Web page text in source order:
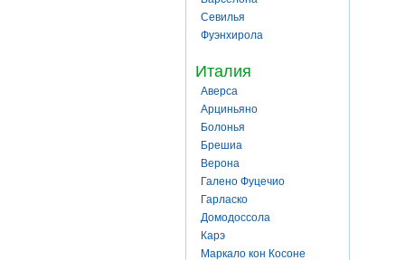
Севилья
Фуэнхирола
Италия
Аверса
Арциньяно
Болонья
Брешиа
Верона
Галено Фуцечио
Гарласко
Домодоссола
Карэ
Маркало кон Косоне